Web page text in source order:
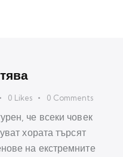
0 Likes 0 Comments
че всеки човек
хората търсят
на екстремните